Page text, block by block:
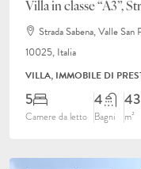
Villa in classe “A3”,
Strada Sabena, Valle
10025, Italia
VILLA, IMMOBILE DI
5
Camere da letto
4
Bagni m²